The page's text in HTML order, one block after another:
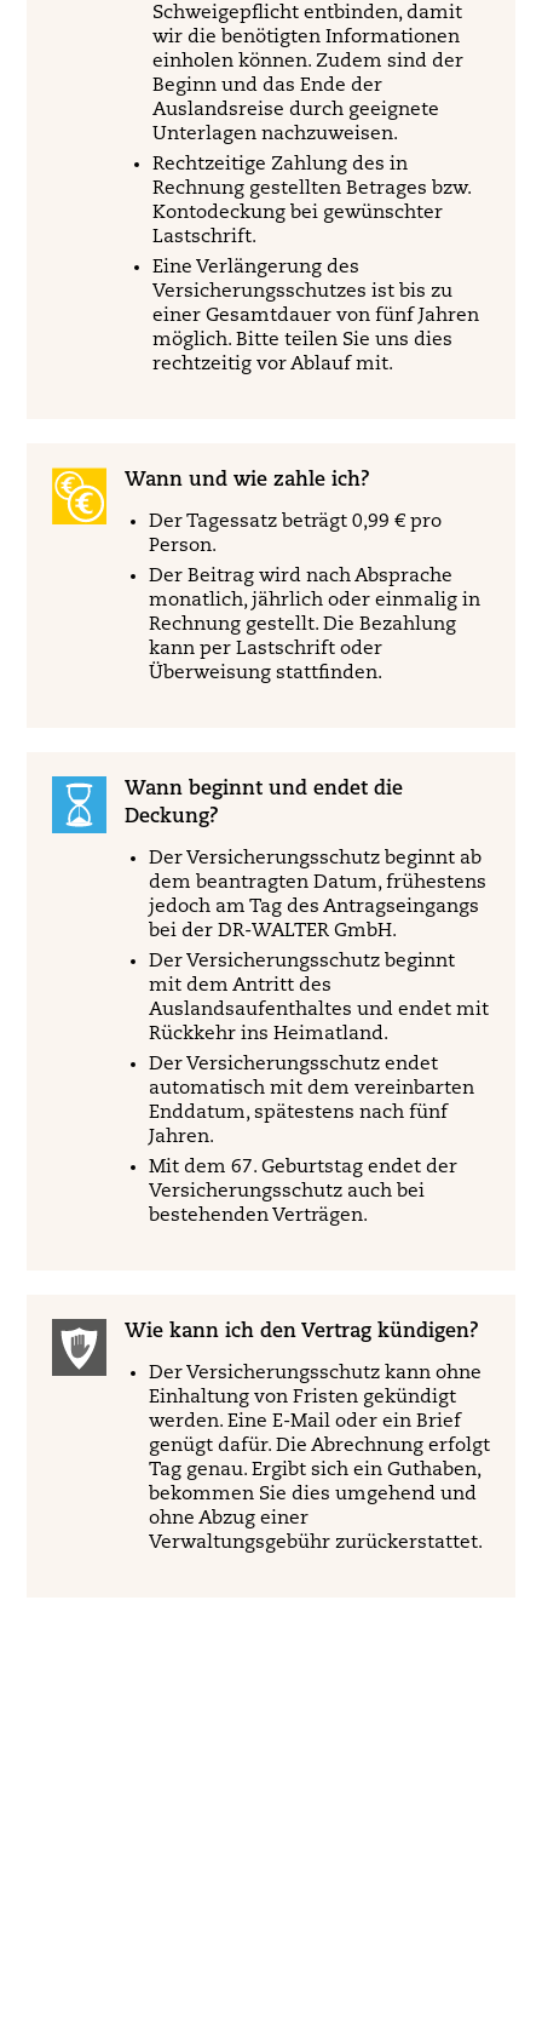
Schweigepflicht entbinden, damit
wir die benötigten Informationen
einholen können. Zudem sind der
Beginn und das Ende der
Auslandsreise durch geeignete
Unterlagen nachzuweisen.
Rechtzeitige Zahlung des in
Rechnung gestellten Betrages bzw.
Kontodeckung bei gewünschter
Lastschrift.
Eine Verlängerung des
Versicherungsschutzes ist bis zu
einer Gesamtdauer von fünf Jahren
möglich. Bitte teilen Sie uns dies
rechtzeitig vor Ablauf mit.
Wann und wie zahle ich?
Der Tagessatz beträgt 0,99 € pro
Person.
Der Beitrag wird nach Absprache
monatlich, jährlich oder einmalig in
Rechnung gestellt. Die Bezahlung
kann per Lastschrift oder
Überweisung stattfinden.
Wann beginnt und endet die
Deckung?
Der Versicherungsschutz beginnt ab
dem beantragten Datum, frühestens
jedoch am Tag des Antragseingangs
bei der DR-WALTER GmbH.
Der Versicherungsschutz beginnt
mit dem Antritt des
Auslandsaufenthaltes und endet mit
Rückkehr ins Heimatland.
Der Versicherungsschutz endet
automatisch mit dem vereinbarten
Enddatum, spätestens nach fünf
Jahren.
Mit dem 67. Geburtstag endet der
Versicherungsschutz auch bei
bestehenden Verträgen.
Wie kann ich den Vertrag kündigen?
Der Versicherungsschutz kann ohne
Einhaltung von Fristen gekündigt
werden. Eine E-Mail oder ein Brief
genügt dafür. Die Abrechnung erfolgt
Tag genau. Ergibt sich ein Guthaben,
bekommen Sie dies umgehend und
ohne Abzug einer
Verwaltungsgebühr zurückerstattet.